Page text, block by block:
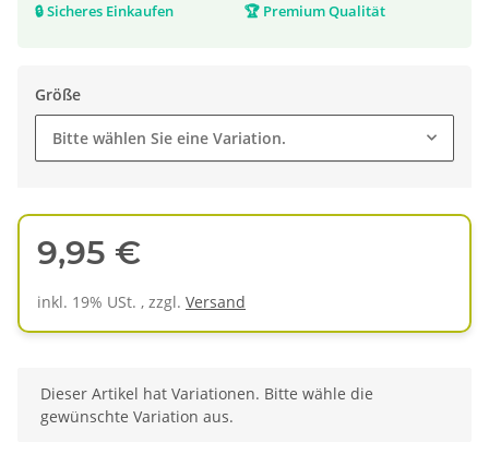
🔒Sicheres Einkaufen 🏆 Premium Qualität
Größe
Bitte wählen Sie eine Variation.
9,95 €
inkl. 19% USt. , zzgl. Versand
x
Dieser Artikel hat Variationen. Bitte wähle die
gewünschte Variation aus.